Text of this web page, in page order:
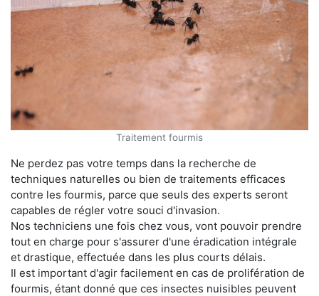
Traitement fourmis
Ne perdez pas votre temps dans la recherche de
techniques naturelles ou bien de traitements efficaces
contre les fourmis, parce que seuls des experts seront
capables de régler votre souci d'invasion.
Nos techniciens une fois chez vous, vont pouvoir prendre
tout en charge pour s'assurer d'une éradication intégrale
et drastique, effectuée dans les plus courts délais.
Il est important d'agir facilement en cas de prolifération de
fourmis, étant donné que ces insectes nuisibles peuvent